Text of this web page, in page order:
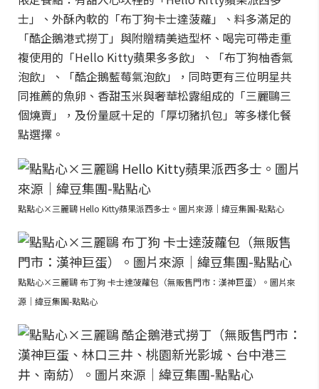
士」、外酥內軟的「布丁狗卡士達菠蘿」、料多滿足的
「酷企鵝港式撈丁」與附贈精美造型杯、喝完可帶走重
複使用的「Hello Kitty蘋果多多飲」、「布丁狗柚香氣
泡飲」、「酷企鵝藍莓氣泡飲」，同時更有三位明星共
同推薦的魚卵、香甜玉米與奢華松露組成的「三麗鷗三
個燒賣」，及份量感十足的「厚切豬扒包」等多樣化餐
點選擇。
點點心×三麗鷗 Hello Kitty蘋果派西多士。圖片來源｜緯豆集團-點點心
點點心×三麗鷗 布丁狗 卡士達菠蘿包（無販售門市：漢神巨蛋）。圖片來
源｜緯豆集團-點點心